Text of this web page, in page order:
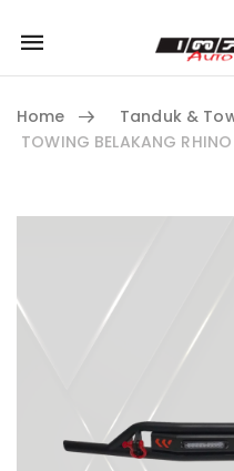
Mobile
navigation
Home Tanduk &
TOWING BELAKANG